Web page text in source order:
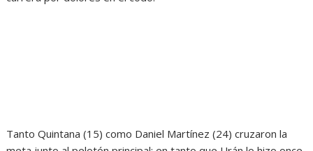
Tanto Quintana (15) como Daniel Martínez (24) cruzaron la